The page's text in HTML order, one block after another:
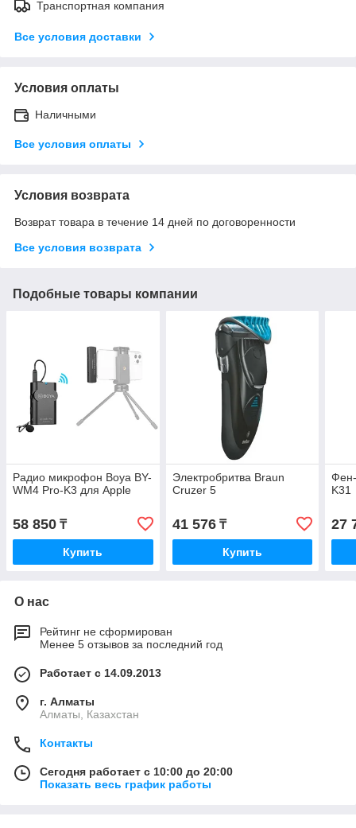
Транспортная компания
Все условия доставки
Условия оплаты
Наличными
Все условия оплаты
Условия возврата
Возврат товара в течение 14 дней по договоренности
Все условия возврата
Подобные товары компании
Радио микрофон Boya BY-
WM4 Pro-K3 для Apple
58 850 ₸
Купить
Электробритва Braun
Cruzer 5
41 576₸
Купить
K31
27
О нас
Рейтинг не сформирован
Менее 5 отзывов за последний год
Работает с 14.09.2013
г. Алматы
Алматы, Казахстан
Контакты
Сегодня работает с 10:00 до 20:00
Показать весь график работы